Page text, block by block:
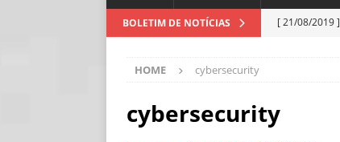
BOLETIM DE NOTÍCIAS [ 21/08/2019 ]
HOME cybersecurity
cybersecurity